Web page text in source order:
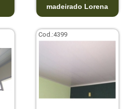
madeirado Lorena
Cod.:4399